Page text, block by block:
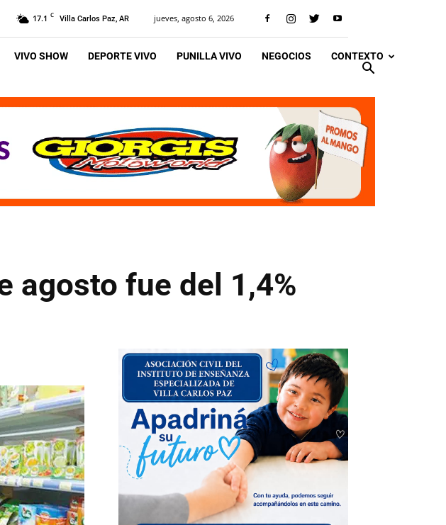
17.1 C Villa Carlos Paz, AR jueves, agosto 6, 2026
VIVO SHOW DEPORTE VIVO PUNILLA VIVO NEGOCIOS CONTEXTO
agosto fue del 1,4%